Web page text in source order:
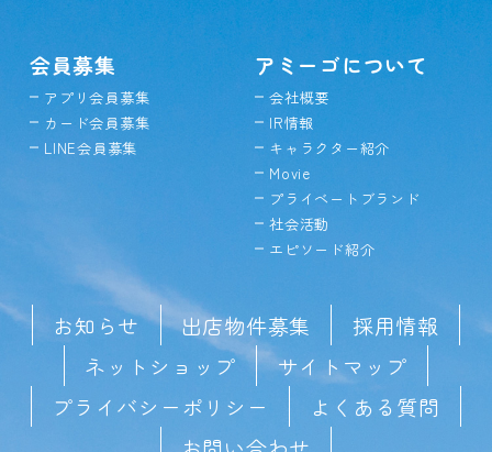
会員募集
アプリ会員募集
カード会員募集
LINE会員募集
アミーゴについて
会社概要
IR情報
キャラクター紹介
Movie
プライベートブランド
社会活動
エピソード紹介
お知らせ 出店物件募集
採用情報
ネットショップ
サイトマップ
プライバシーポリシー
よくある質問